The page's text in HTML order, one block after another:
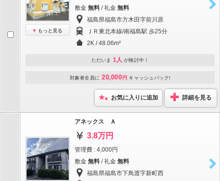
もっと見る
敷金 無料 / 礼金 無料
福島県福島市方木田字前川原
ＪＲ東北本線/南福島駅 歩25分
2K / 48.06m²
ただいま 1人 が検討中！
対象者全員に 20,000 円 キャッシュバック!
お気に入りに追加 詳細を見る
アネックス Ａ
3.8万円
管理費 : 4,000円
敷金 無料 / 礼金 無料
福島県福島市下鳥渡字新町西